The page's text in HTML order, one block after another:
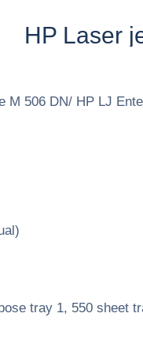
HP Laser
M 506 DN/ HP LJ
tray 1, 550 sheet